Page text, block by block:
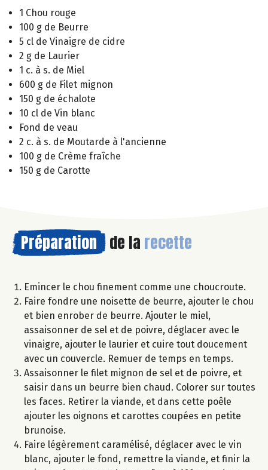
1 Chou rouge
100 g de Beurre
5 cl de Vinaigre de cidre
2 g de Laurier
1 c. à s. de Miel
600 g de Filet mignon
150 g de échalote
10 cl de Vin blanc
Fond de veau
2 c. à s. de Moutarde à l'ancienne
100 g de Crème fraîche
150 g de Carotte
Préparation de la recette
Emincer le chou finement comme une choucroute.
Faire fondre une noisette de beurre, ajouter le chou
et bien enrober de beurre. Ajouter le miel,
assaisonner de sel et de poivre, déglacer avec le
vinaigre, ajouter le laurier et cuire tout doucement
avec un couvercle. Remuer de temps en temps.
Assaisonner le filet mignon de sel et de poivre, et
saisir dans un beurre bien chaud. Colorer sur toutes
les faces. Retirer la viande, et dans cette poêle
ajouter les oignons et carottes coupées en petite
brunoise.
Faire légèrement caramélisé, déglacer avec le vin
blanc, ajouter le fond, remettre la viande, et finir la